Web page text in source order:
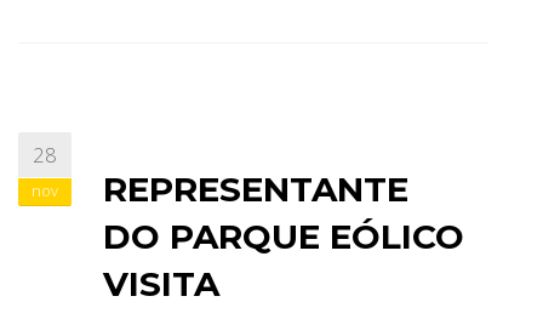
28
nov
REPRESENTANTE
DO PARQUE EÓLICO
VISITA